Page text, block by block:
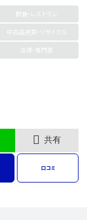
飲食・レストラン
中古品売買・リサイクル
法律・専門家
共有
口コミ